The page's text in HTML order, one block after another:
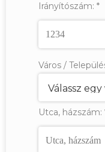
Irányítószám: *
Város /
Utca, házszám: